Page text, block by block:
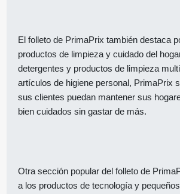
El folleto de PrimaPrix también destaca
productos de limpieza y cuidado del
detergentes y productos de limpieza
artículos de higiene personal, PrimaPrix
sus clientes puedan mantener sus
bien cuidados sin gastar de más.
Otra sección popular del folleto de
a los productos de tecnología y pequeños